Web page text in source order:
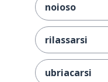
noioso
rilassarsi
ubriacarsi